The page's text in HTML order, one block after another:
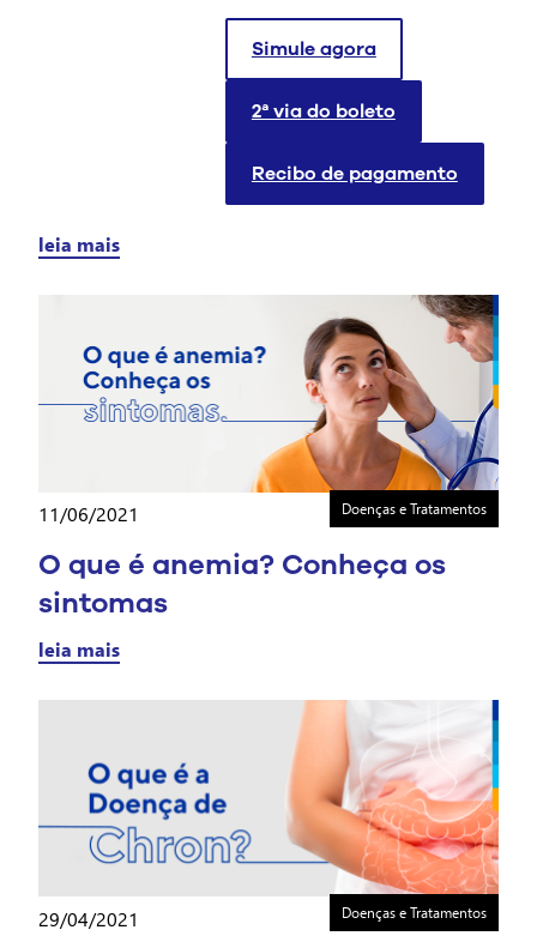
Simule agora
2ª via do boleto
Recibo de pagamento
Doenças e Tratamentos
O que é Síndrome de Capgras
leia mais
11/06/2021 Doenças e Tratamentos
O que é anemia? Conheça os
sintomas
leia mais
29/04/2021 Doenças e Tratamentos